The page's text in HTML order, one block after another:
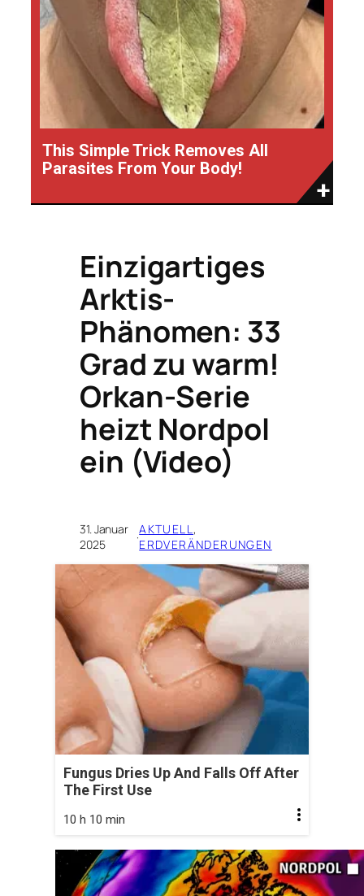
This Simple Trick Removes All
Parasites From Your Body!
E​inzigartiges
Arktis-
Phänomen: 33
Grad zu warm!
Orkan-Serie
heizt Nordpol
ein (Video)
31. Januar
2025
·AKTUELL
ERDVERÄNDERUNGEN
Fungus Dries Up And Falls Off After
The First Use
10 h 10 min